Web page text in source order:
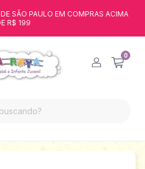
SÃO PAULO EM COMPRAS ACIMA
R$ 199
0